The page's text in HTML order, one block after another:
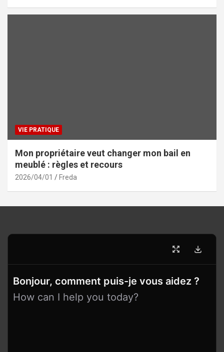
VIE PRATIQUE
Mon propriétaire veut changer mon bail en
meublé : règles et recours
2026/04/01 Freda
Bonjour, comment puis-je vous aidez ?
How can I help you today?